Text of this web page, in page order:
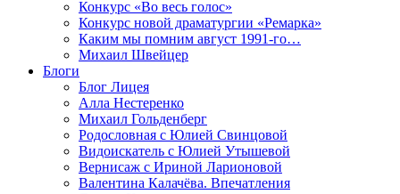
Конкурс «Во весь голос»
Конкурс новой драматургии «Ремарка»
Каким мы помним август 1991-го…
Михаил Швейцер
Блоги
Блог Лицея
Алла Нестеренко
Михаил Гольденберг
Родословная с Юлией Свинцовой
Видоискатель с Юлией Утышевой
Вернисаж с Ириной Ларионовой
Валентина Калачёва. Впечатления